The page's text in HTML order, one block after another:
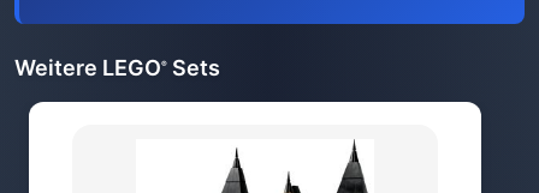
Weitere LEGO® Sets